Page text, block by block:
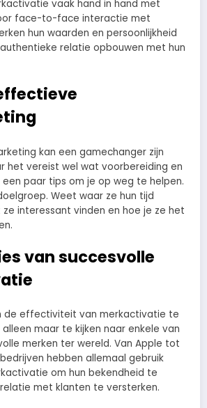
vaak hand in hand met
face-to-face interactie met
hun waarden en persoonlijkheid
relatie opbouwen met hun
kan een gamechanger zijn
het vereist wel wat voorbereiding en
een paar tips om je op weg te helpen.
Weet waar ze hun tijd
interessant vinden en hoe je ze het
van succesvolle
de effectiviteit van merkactivatie te
maar te kijken naar enkele van
merken ter wereld. Van Apple tot
hebben allemaal gebruik
om hun bekendheid te
met klanten te versterken.